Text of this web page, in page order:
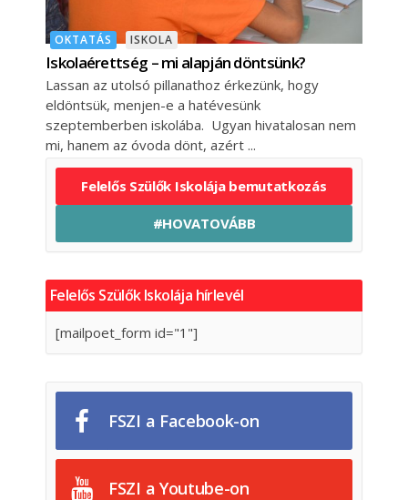
OKTATÁS ISKOLA
Iskolaérettség – mi alapján döntsünk?
Lassan az utolsó pillanathoz érkezünk, hogy
eldöntsük, menjen-e a hatévesünk
szeptemberben iskolába. Ugyan hivatalosan nem
mi, hanem az óvoda dönt, azért
Felelős Szülők Iskolája bemutatkozás
#HOVATOVÁBB
Felelős Szülők Iskolája hírlevél
[mailpoet_form id="1"]
FSZI a Facebook-on
FSZI a Youtube-on